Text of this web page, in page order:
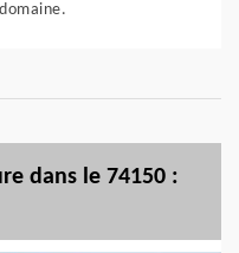
dans le 74150 :